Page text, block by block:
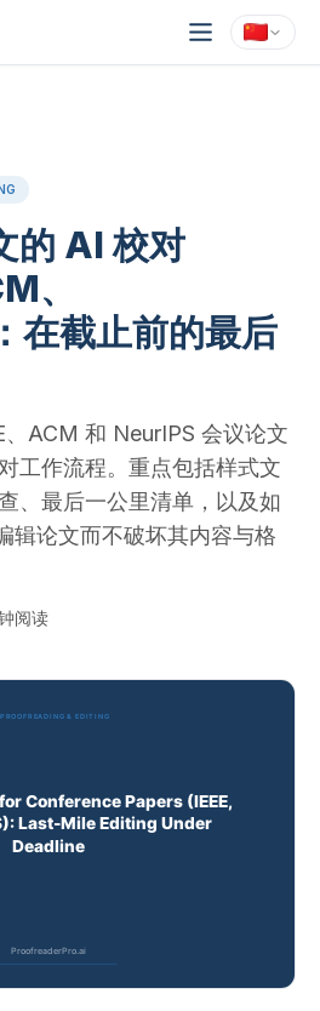
的 AI 校对
、
在截止前的最后
ACM 和 NeurIPS 会议论文
工作流程。重点包括样式文
、最后一公里清单，以及如
辑论文而不破坏其内容与格
阅读